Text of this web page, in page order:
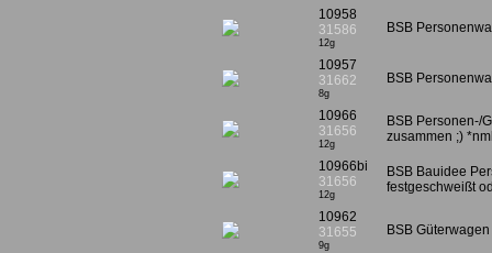
10958
31586
12g
BSB
10957
31662
8g
BSB
10966
31656
12g
BSB Personen-/
zusammen ;)
10966bi
31656
12g
BSB Bauidee
festgeschweißt
10962
31655
9g
BSB